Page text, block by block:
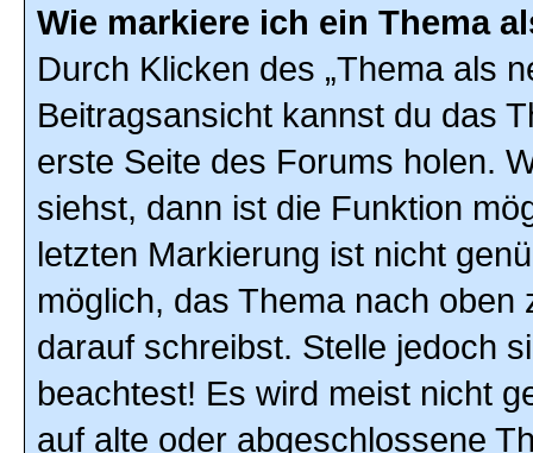
Wie markiere ich ein Thema
Durch Klicken des „Thema als
Beitragsansicht kannst du das
erste Seite des Forums holen.
siehst, dann ist die Funktion
letzten Markierung ist nicht
möglich, das Thema nach
darauf schreibst. Stelle jedoch
beachtest! Es wird meist nicht
auf alte oder abgeschlossene